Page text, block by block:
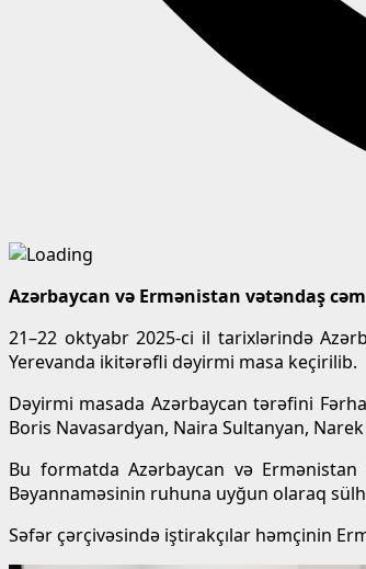
Azərbaycan və Ermənistan vətəndaş
21–22 oktyabr 2025-ci il tarixlərində
Yerevanda ikitərəfli dəyirmi masa keçirilib.
Dəyirmi masada Azərbaycan tərəfini
Boris Navasardyan, Naira Sultanyan,
Bu formatda Azərbaycan və
Bəyannaməsinin ruhuna uyğun olaraq
Səfər çərçivəsində iştirakçılar həmçinin